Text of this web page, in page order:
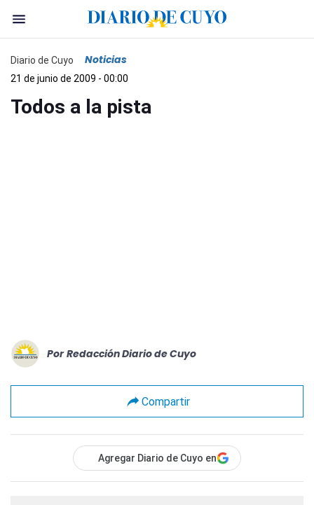
Diario de Cuyo Noticias
21 de junio de 2009 - 00:00
Todos a la pista
Por Redacción Diario de Cuyo
Compartir
Agregar Diario de Cuyo en